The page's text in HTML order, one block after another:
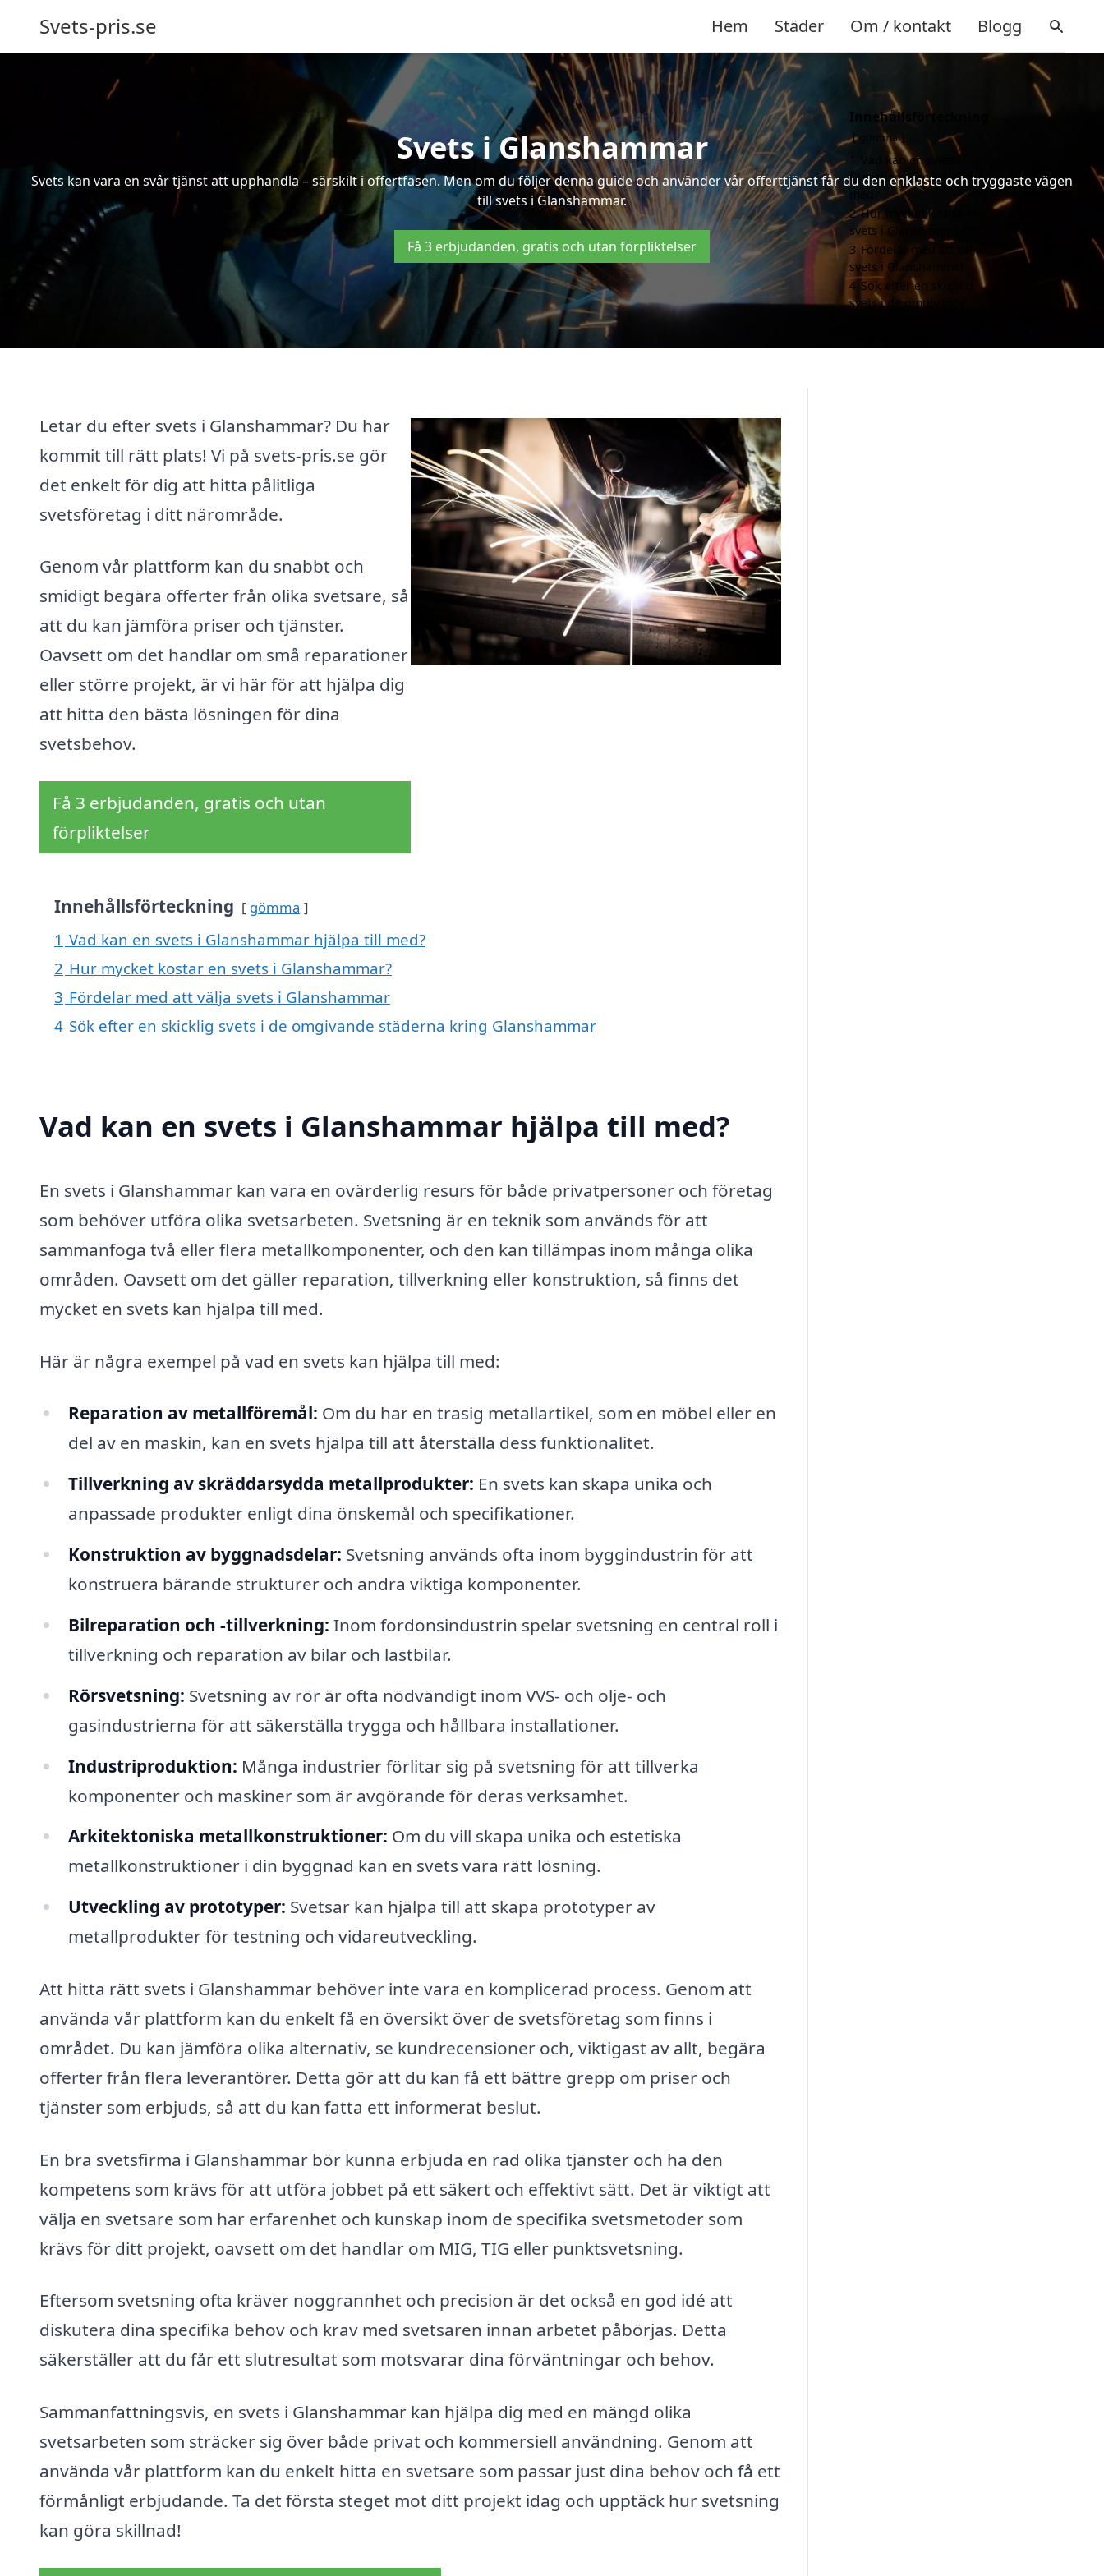
Svets-pris.se Hem Städer Om / kontakt Blogg
Svets i Glanshammar
Svets kan vara en svår tjänst att upphandla – särskilt i offertfasen. Men om du följer denna guide och använder vår offerttjänst får du den enklaste och tryggaste vägen
till svets i Glanshammar.
Få 3 erbjudanden, gratis och utan förpliktelser
Letar du efter svets i Glanshammar? Du har
kommit till rätt plats! Vi på svets-pris.se gör
det enkelt för dig att hitta pålitliga
svetsföretag i ditt närområde.
Genom vår plattform kan du snabbt och
smidigt begära offerter från olika svetsare, så
att du kan jämföra priser och tjänster.
Oavsett om det handlar om små reparationer
eller större projekt, är vi här för att hjälpa dig
att hitta den bästa lösningen för dina
svetsbehov.
Få 3 erbjudanden, gratis och utan
förpliktelser
Innehållsförteckning gömma
1 Vad kan en svets i Glanshammar hjälpa till med?
2 Hur mycket kostar en svets i Glanshammar?
3 Fördelar med att välja svets i Glanshammar
4 Sök efter en skicklig svets i de omgivande städerna kring Glanshammar
Vad kan en svets i Glanshammar hjälpa till med?
En svets i Glanshammar kan vara en ovärderlig resurs för både privatpersoner och företag
som behöver utföra olika svetsarbeten. Svetsning är en teknik som används för att
sammanfoga två eller flera metallkomponenter, och den kan tillämpas inom många olika
områden. Oavsett om det gäller reparation, tillverkning eller konstruktion, så finns det
mycket en svets kan hjälpa till med.
Här är några exempel på vad en svets kan hjälpa till med:
Reparation av metallföremål: Om du har en trasig metallartikel, som en möbel eller en
del av en maskin, kan en svets hjälpa till att återställa dess funktionalitet.
Tillverkning av skräddarsydda metallprodukter: En svets kan skapa unika och
anpassade produkter enligt dina önskemål och specifikationer.
Konstruktion av byggnadsdelar: Svetsning används ofta inom byggindustrin för att
konstruera bärande strukturer och andra viktiga komponenter.
Bilreparation och -tillverkning: Inom fordonsindustrin spelar svetsning en central roll i
tillverkning och reparation av bilar och lastbilar.
Rörsvetsning: Svetsning av rör är ofta nödvändigt inom VVS- och olje- och
gasindustrierna för att säkerställa trygga och hållbara installationer.
Industriproduktion: Många industrier förlitar sig på svetsning för att tillverka
komponenter och maskiner som är avgörande för deras verksamhet.
Arkitektoniska metallkonstruktioner: Om du vill skapa unika och estetiska
metallkonstruktioner i din byggnad kan en svets vara rätt lösning.
Utveckling av prototyper: Svetsar kan hjälpa till att skapa prototyper av
metallprodukter för testning och vidareutveckling.
Att hitta rätt svets i Glanshammar behöver inte vara en komplicerad process. Genom att
använda vår plattform kan du enkelt få en översikt över de svetsföretag som finns i
området. Du kan jämföra olika alternativ, se kundrecensioner och, viktigast av allt, begära
offerter från flera leverantörer. Detta gör att du kan få ett bättre grepp om priser och
tjänster som erbjuds, så att du kan fatta ett informerat beslut.
En bra svetsfirma i Glanshammar bör kunna erbjuda en rad olika tjänster och ha den
kompetens som krävs för att utföra jobbet på ett säkert och effektivt sätt. Det är viktigt att
välja en svetsare som har erfarenhet och kunskap inom de specifika svetsmetoder som
krävs för ditt projekt, oavsett om det handlar om MIG, TIG eller punktsvetsning.
Eftersom svetsning ofta kräver noggrannhet och precision är det också en god idé att
diskutera dina specifika behov och krav med svetsaren innan arbetet påbörjas. Detta
säkerställer att du får ett slutresultat som motsvarar dina förväntningar och behov.
Sammanfattningsvis, en svets i Glanshammar kan hjälpa dig med en mängd olika
svetsarbeten som sträcker sig över både privat och kommersiell användning. Genom att
använda vår plattform kan du enkelt hitta en svetsare som passar just dina behov och få ett
förmånligt erbjudande. Ta det första steget mot ditt projekt idag och upptäck hur svetsning
kan göra skillnad!
Innehållsförteckning
gömma
Vad kan en svets i
Glanshammar hjälpa till
2 Hur mycket kostar en
svets i Glanshammar?
3 Fördelar med att välja
svets i Glanshammar
4 Sök efter en skicklig
svets i de omgivande